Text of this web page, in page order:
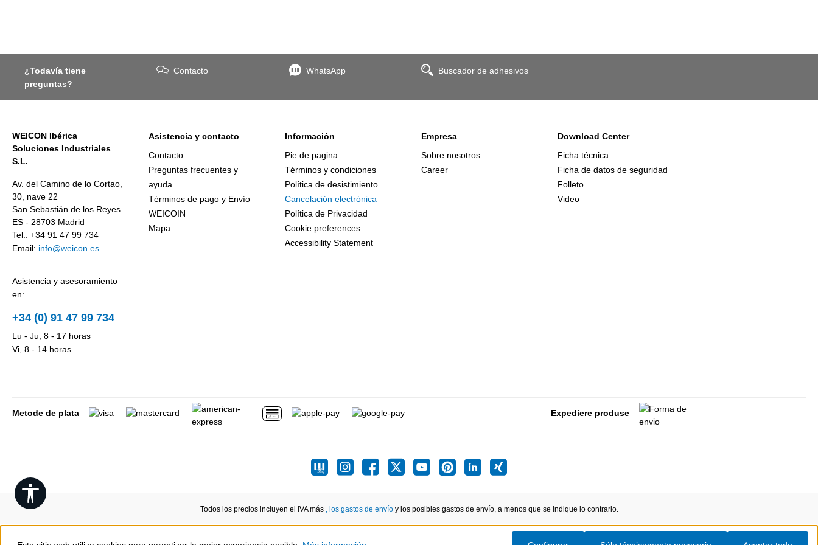
¿Todavía tiene
preguntas?
Contacto WhatsApp Buscador de adhesivos
WEICON Ibérica
Soluciones Industriales
S.L.
Av. del Camino de lo Cortao,
30, nave 22
San Sebastián de los Reyes
ES - 28703 Madrid
Tel.: +34 91 47 99 734
Email: info@weicon.es
Asistencia y asesoramiento
en:
+34 (0) 91 47 99 734
Lu - Ju, 8 - 17 horas
Vi, 8 - 14 horas
Asistencia y contacto
Contacto
Preguntas frecuentes y
ayuda
Términos de pago y Envío
WEICOIN
Mapa
Información
Pie de pagina
Términos y condiciones
Política de desistimiento
Cancelación electrónica
Política de Privacidad
Cookie preferences
Accessibility Statement
Empresa
Sobre nosotros
Career
Download Center
Ficha técnica
Ficha de datos de seguridad
Folleto
Video
Metode de plata Expediere produse
Todos los precios incluyen el IVA más , los gastos de envíoy los posibles gastos de envío, a menos que se indique lo contrario.
Show toolbar